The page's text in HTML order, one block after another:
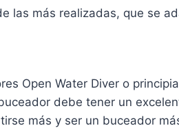
las más realizadas, que se
Open Water Diver o
debe tener un
más y ser un buceador